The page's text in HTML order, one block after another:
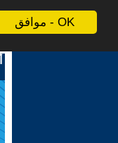
موافق - OK